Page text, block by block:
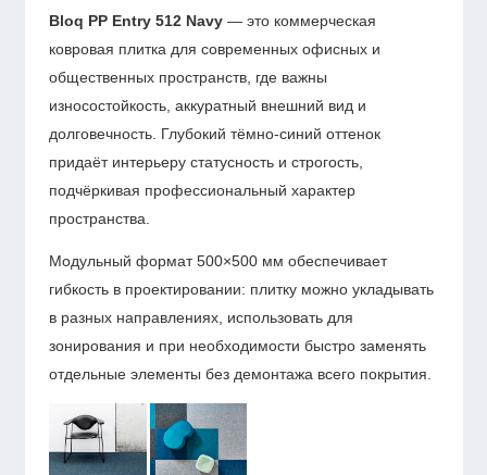
Bloq PP Entry 512 Navy — это коммерческая
ковровая плитка для современных офисных и
общественных пространств, где важны
износостойкость, аккуратный внешний вид и
долговечность. Глубокий тёмно-синий оттенок
придаёт интерьеру статусность и строгость,
подчёркивая профессиональный характер
пространства.
Модульный формат 500×500 мм обеспечивает
гибкость в проектировании: плитку можно укладывать
в разных направлениях, использовать для
зонирования и при необходимости быстро заменять
отдельные элементы без демонтажа всего покрытия.